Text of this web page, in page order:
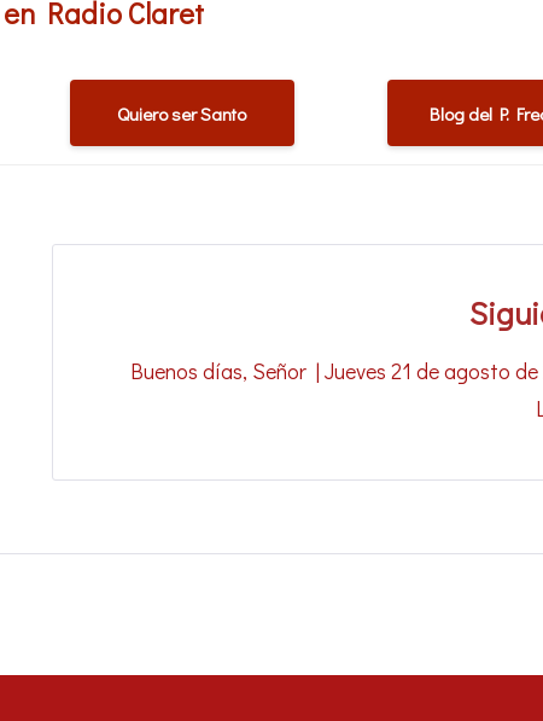
Radio Claret
Quiero ser Santo Blog del P.
Buenos días, Señor | Jueves 21 de agosto